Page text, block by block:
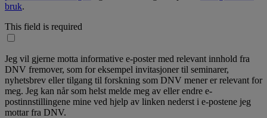
bruk.
This field is required
Jeg vil gjerne motta informative e-poster med relevant innhold fra
DNV fremover, som for eksempel invitasjoner til seminarer,
nyhetsbrev eller tilgang til forskning som DNV mener er relevant for
meg. Jeg kan når som helst melde meg av eller endre e-
postinnstillingene mine ved hjelp av linken nederst i e-postene jeg
mottar fra DNV.